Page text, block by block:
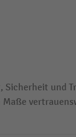
und
Maße